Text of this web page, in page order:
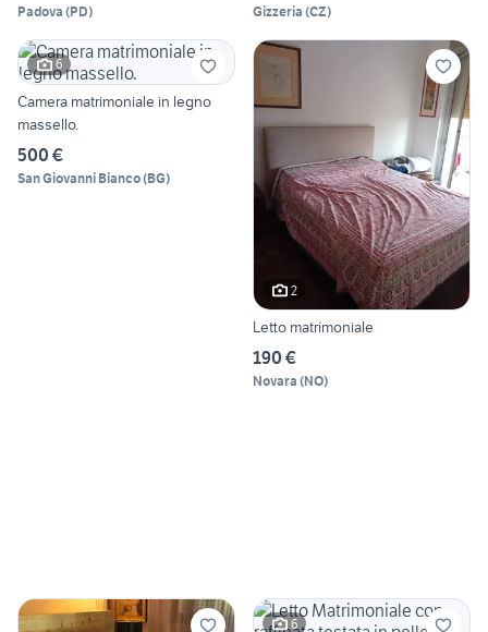
Padova (PD) Gizzeria (CZ)
6
Camera matrimoniale in legno
massello.
500 €
San Giovanni Bianco(BG)
2
Letto matrimoniale
190 €
Novara (NO)
6